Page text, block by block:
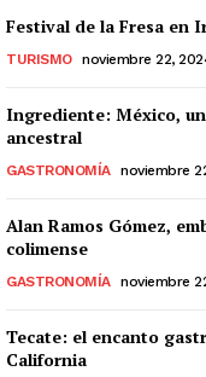
Festival de la Fresa en
TURISMO noviembre 22,
Ingrediente: México,
ancestral
GASTRONOMÍA noviembre
Alan Ramos Gómez,
colimense
GASTRONOMÍA noviembre
Tecate: el encanto
California